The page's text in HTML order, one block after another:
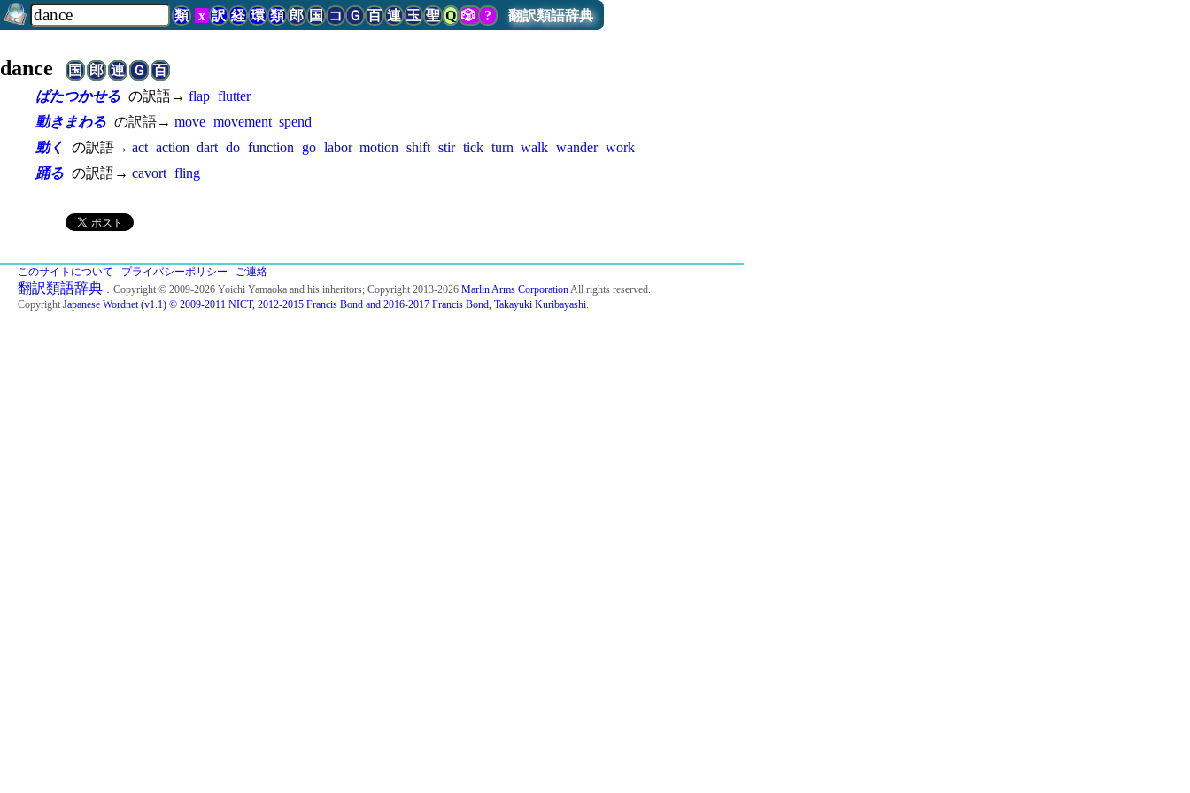
類 x 訳 経 環 類 郎 国 コ Ｇ 百 連 玉 聖 Q 🎲? 翻訳類語辞典
dance国 郎 連 Ｇ
百
ばたつかせる の訳語→ flap flutter
動きまわる の訳語→ move movement spend
動く
の訳語→ act action dart do function go labor motion shift stir tick turn walk wander work
踊る の訳語→ cavort fling
このサイトについて プライバシーポリシー ご連絡
翻訳類語辞典 ．Copyright © 2009-2026 Yoichi Yamaoka and his inheritors; Copyright 2013-2026 Marlin Arms CorporationAll rights reserved.
Copyright Japanese Wordnet (v1.1) © 2009-2011 NICT, 2012-2015 Francis Bond and 2016-2017 Francis Bond, Takayuki Kuribayashi.